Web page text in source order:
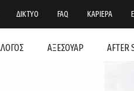
ΔΙΚΤΥΟ FAQ ΚΑΡΙΕΡΑ
ΑΞΕΣΟΥΑΡ AFTER